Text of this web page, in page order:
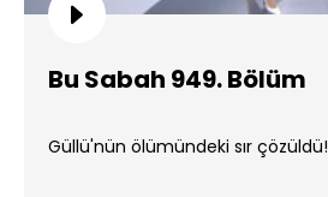
Bu Sabah 949. Bölüm
Güllü'nün ölümündeki sır çözüldü!